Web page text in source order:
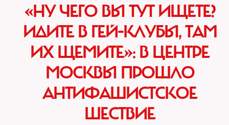
«НУ ЧЕГО ВЫ ТУТ ИЩЕТЕ?
ИДИТЕ В ГЕЙ-КЛУБЫ, ТАМ
ИХ ЩЕМИТЕ»: В ЦЕНТРЕ
МОСКВЫ ПРОШЛО
АНТИФАШИСТСКОЕ
ШЕСТВИЕ